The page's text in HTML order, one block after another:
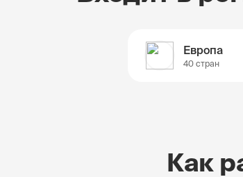
Европа
40 стран
Как